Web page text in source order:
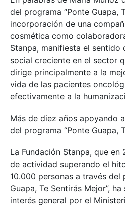
del programa “Ponte Guapa,
incorporación de una
cosmética como
Stanpa, manifiesta el sentido
social creciente en el sector
dirige principalmente a la
vida de las pacientes
efectivamente a la
Más de diez años apoyando
del programa “Ponte Guapa,
La Fundación Stanpa, que
de actividad superando el
10.000 personas a través del
Guapa, Te Sentirás Mejor”,
interés general por el